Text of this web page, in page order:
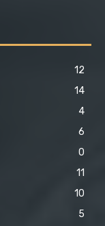
12
14
4
6
0
11
10
5